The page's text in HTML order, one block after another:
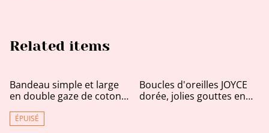
Related items
Bandeau simple et large
en double gaze de coton
ÉPUISÉ
Boucles d'oreilles JOYCE
dorée, jolies gouttes en